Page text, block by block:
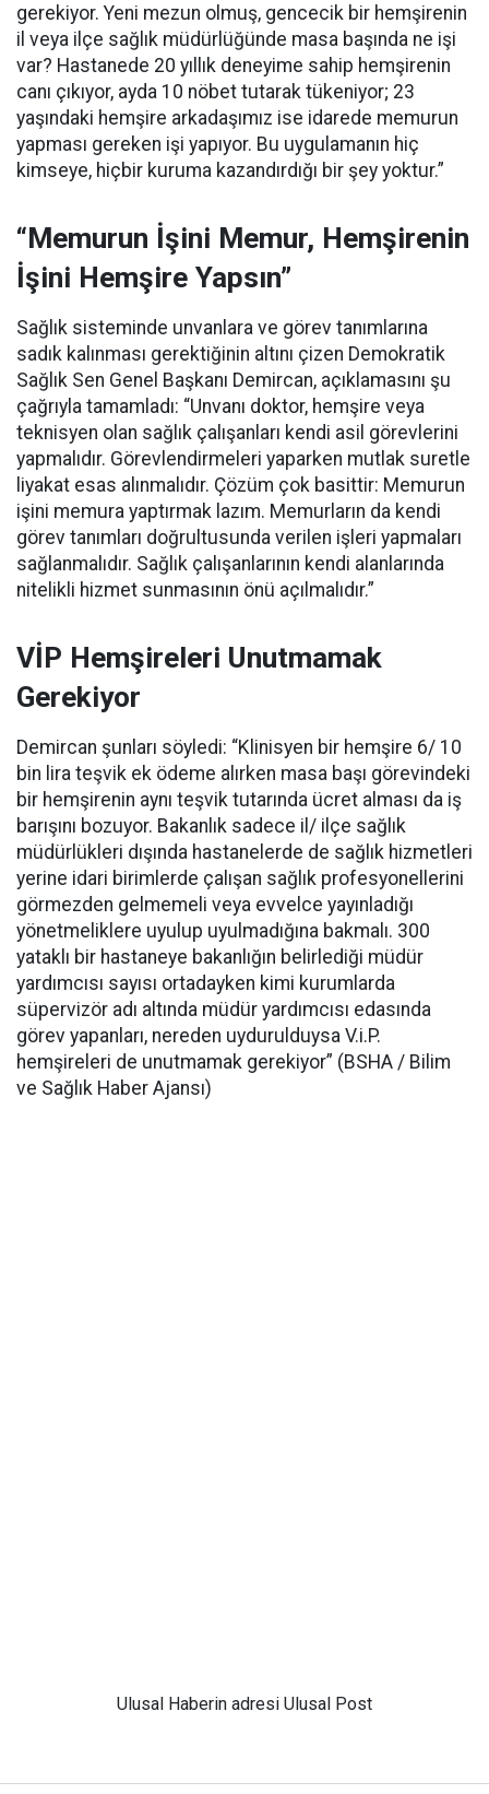
gerekiyor. Yeni mezun olmuş, gencecik bir hemşirenin
il veya ilçe sağlık müdürlüğünde masa başında ne işi
var? Hastanede 20 yıllık deneyime sahip hemşirenin
canı çıkıyor, ayda 10 nöbet tutarak tükeniyor; 23
yaşındaki hemşire arkadaşımız ise idarede memurun
yapması gereken işi yapıyor. Bu uygulamanın hiç
kimseye, hiçbir kuruma kazandırdığı bir şey yoktur.”
“Memurun İşini Memur, Hemşirenin
İşini Hemşire Yapsın”
Sağlık sisteminde unvanlara ve görev tanımlarına
sadık kalınması gerektiğinin altını çizen Demokratik
Sağlık Sen Genel Başkanı Demircan, açıklamasını şu
çağrıyla tamamladı: “Unvanı doktor, hemşire veya
teknisyen olan sağlık çalışanları kendi asil görevlerini
yapmalıdır. Görevlendirmeleri yaparken mutlak suretle
liyakat esas alınmalıdır. Çözüm çok basittir: Memurun
işini memura yaptırmak lazım. Memurların da kendi
görev tanımları doğrultusunda verilen işleri yapmaları
sağlanmalıdır. Sağlık çalışanlarının kendi alanlarında
nitelikli hizmet sunmasının önü açılmalıdır.”
VİP Hemşireleri Unutmamak
Gerekiyor
Demircan şunları söyledi: “Klinisyen bir hemşire 6/ 10
bin lira teşvik ek ödeme alırken masa başı görevindeki
bir hemşirenin aynı teşvik tutarında ücret alması da iş
barışını bozuyor. Bakanlık sadece il/ ilçe sağlık
müdürlükleri dışında hastanelerde de sağlık hizmetleri
yerine idari birimlerde çalışan sağlık profesyonellerini
görmezden gelmemeli veya evvelce yayınladığı
yönetmeliklere uyulup uyulmadığına bakmalı. 300
yataklı bir hastaneye bakanlığın belirlediği müdür
yardımcısı sayısı ortadayken kimi kurumlarda
süpervizör adı altında müdür yardımcısı edasında
görev yapanları, nereden uydurulduysa V.i.P.
hemşireleri de unutmamak gerekiyor” (BSHA / Bilim
ve Sağlık Haber Ajansı)
Ulusal Haberin adresi Ulusal Post